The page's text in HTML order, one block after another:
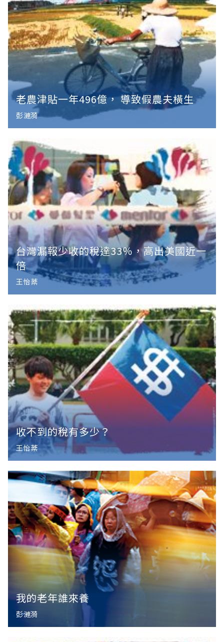
老農津貼一年496億， 導致假農夫橫生
彭漣漪
台灣漏報少收的稅達33％，高出美國近一
倍
王怡棻
收不到的稅有多少？
王怡棻
我的老年誰來養
彭漣漪